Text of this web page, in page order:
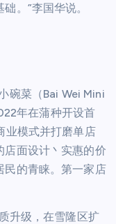
。”李国华说。
碗菜（Bai Wei Mini
年在蒲种开设首
业模式并打磨单店
店面设计丶实惠的价
民的青睐。第一家店
升级，在雪隆区扩